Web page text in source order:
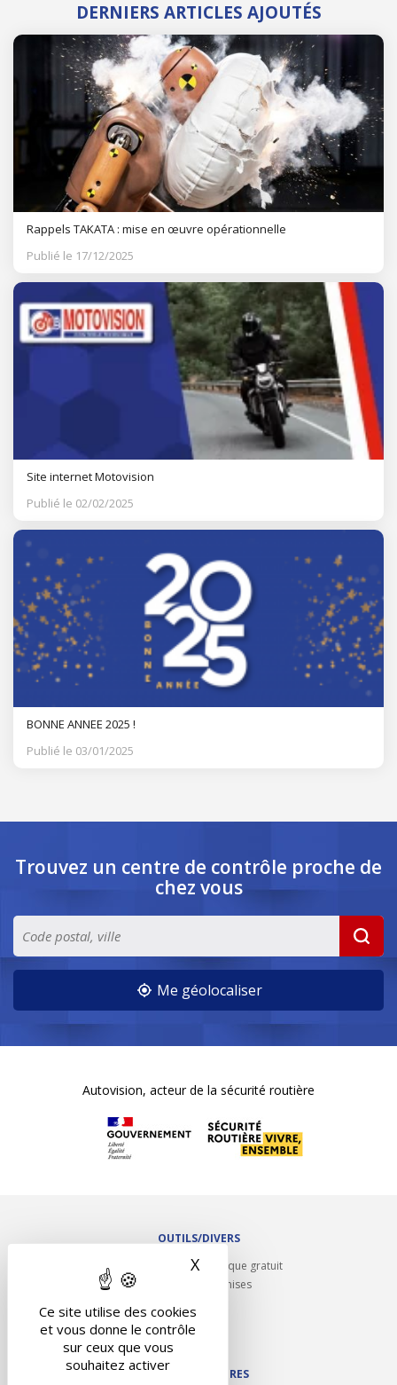
Ce site utilise des cookies
et vous donne le contrôle
sur ceux que vous
souhaitez activer
X Masquer le bandeau des
DERNIERS ARTICLES AJOUTÉS
Rappels TAKATA : mise en œuvre opérationnelle
Publié le 17/12/2025
Site internet Motovision
Publié le 02/02/2025
BONNE ANNEE 2025 !
Publié le 03/01/2025
Trouvez un centre de contrôle proche de
chez vous
Me géolocaliser
Autovision, acteur de la sécurité routière
OUTILS/DIVERS
Rappel contrôle technique gratuit
Partenariats/Remises
Contact
NOS PARTENAIRES